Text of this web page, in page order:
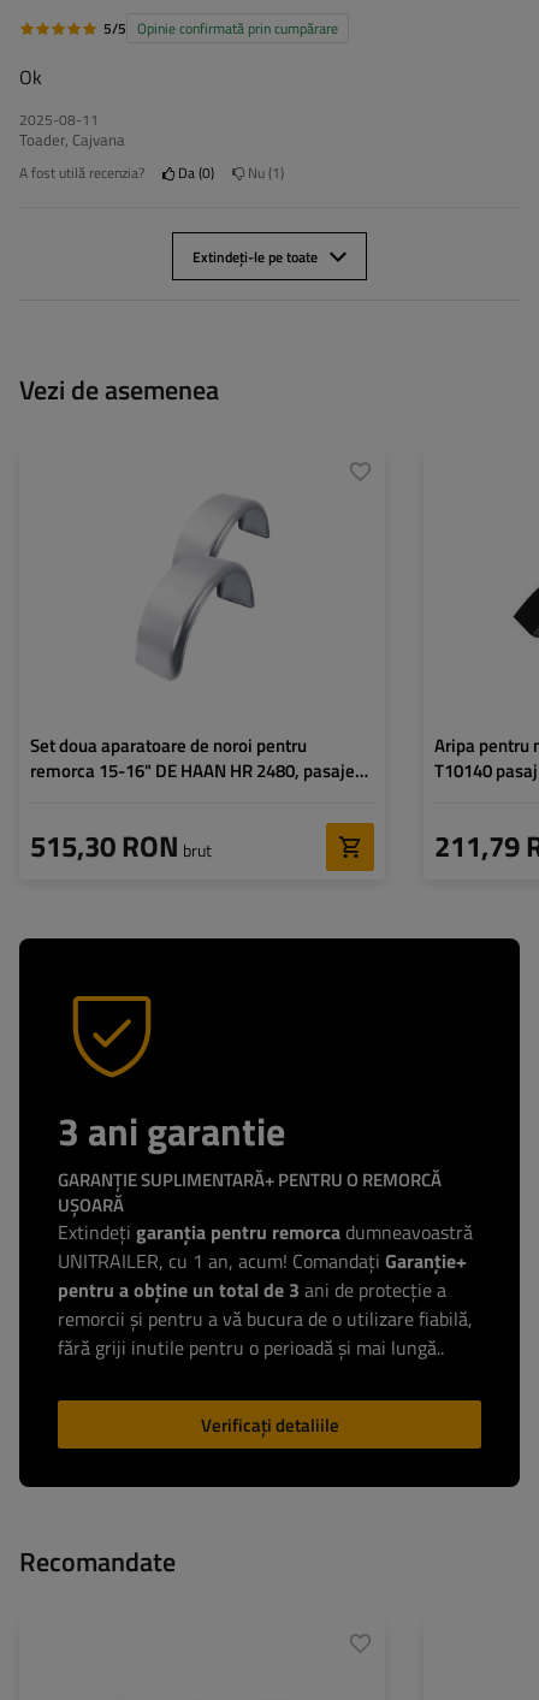
5/5 Opinie confirmată prin cumpărare
Ok
2025-08-11
Toader, Cajvana
A fost utilă recenzia? Da 0 Nu 1
Extindeți-le pe toate
Vezi de asemenea
Set doua aparatoare de noroi pentru
remorca 15-16" DE HAAN HR 2480, pasaje
515,30 RON brut
800 mm
240 mm
415 mm
da
Aripa pentru
T10140
211,79
Orificii de
3 ani garantie
GARANȚIE SUPLIMENTARĂ+ PENTRU O REMORCĂ
UȘOARĂ
Extindeți garanția pentru remorcadumneavoastră
UNITRAILER, cu 1 an, acum! Comandați Garanție+
pentru a obține un total de 3 ani de protecție a
remorcii și pentru a vă bucura de o utilizare fiabilă,
fără griji inutile pentru o perioadă și mai lungă..
Verificați detaliile
Recomandate